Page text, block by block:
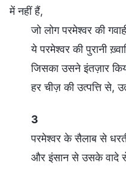
में नहीं हैं,
जो लोग परमेश्वर की
ये परमेश्वर की पुरानी
जिसका उसने इंतज़ार
हर चीज़ की उत्पत्ति से,
3
परमेश्वर के सैलाब से
और इंसान से उसके वादे